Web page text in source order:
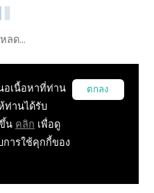
ลด...
อเนื้อหาที่ท่าน
ท่านได้รับ
น คลิก เพื่อดู
การใช้คุกกี้ของ
ตกลง